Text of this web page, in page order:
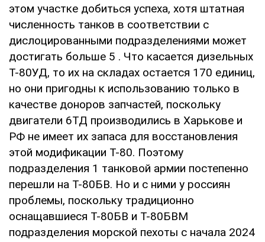
этом участке добиться успеха, хотя штатная
численность танков в соответствии с
дислоцированными подразделениями может
достигать больше 5 . Что касается дизельных
Т-80УД, то их на складах остается 170 единиц,
но они пригодны к использованию только в
качестве доноров запчастей, поскольку
двигатели 6ТД производились в Харькове и
РФ не имеет их запаса для восстановления
этой модификации Т-80. Поэтому
подразделения 1 танковой армии постепенно
перешли на Т-80БВ. Но и с ними у россиян
проблемы, поскольку традиционно
оснащавшиеся Т-80БВ и Т-80БВМ
подразделения морской пехоты с начала 2024